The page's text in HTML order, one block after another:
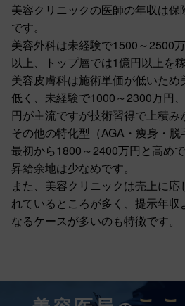
美容クリニックの医師の年収は
です。
美容外科は未経験で1500～2500
以上、トップ層では1億円以上を
美容皮膚科は施術単価が低いた
低く、未経験で1000～2300万円
円が主流ですが技術習得で上積み
その他の特化型（AGA・痩身・
最初から1800～2400万円と高め
昇給余地は少なめです。
また、美容クリニックは売上に
れているところが多く、提示年
なるケースが多いのも特徴です。